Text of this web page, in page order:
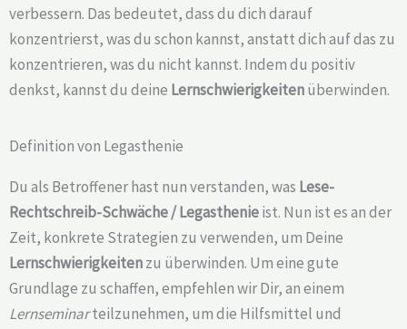
verbessern. Das bedeutet, dass du dich darauf
konzentrierst, was du schon kannst, anstatt dich auf das zu
konzentrieren, was du nicht kannst. Indem du positiv
denkst, kannst du deine Lernschwierigkeitenüberwinden.
Definition von Legasthenie
Du als Betroffener hast nun verstanden, was Lese-
Rechtschreib-Schwäche /Legasthenieist. Nun ist es an der
Zeit, konkrete Strategien zu verwenden, um Deine
Lernschwierigkeitenzu überwinden. Um eine gute
Grundlage zu schaffen, empfehlen wir Dir, an einem
Lernseminarteilzunehmen, um die Hilfsmittel und